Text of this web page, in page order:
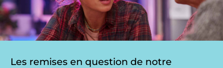
Les remises en question de notre